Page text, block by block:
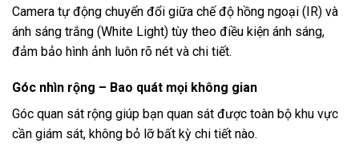
Camera tự động chuyển đổi giữa chế độ hồng ngoại (IR) và
ánh sáng trắng (White Light) tùy theo điều kiện ánh sáng,
đảm bảo hình ảnh luôn rõ nét và chi tiết.
Góc nhìn rộng – Bao quát mọi không gian
Góc quan sát rộng giúp bạn quan sát được toàn bộ khu vực
cần giám sát, không bỏ lỡ bất kỳ chi tiết nào.